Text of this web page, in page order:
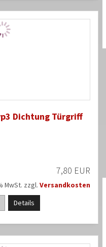
Dichtung Türgriff
7,80 EUR
MwSt. zzgl. Versandkosten
Details